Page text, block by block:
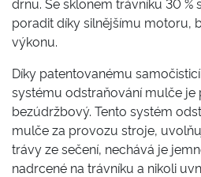
poradit díky silnějšímu motoru,
výkonu.
Díky patentovanému
systému odstraňování mulče je
bezúdržbový. Tento systém
mulče za provozu stroje,
trávy ze sečení, nechává je
nadrcené na trávníku a nikoli